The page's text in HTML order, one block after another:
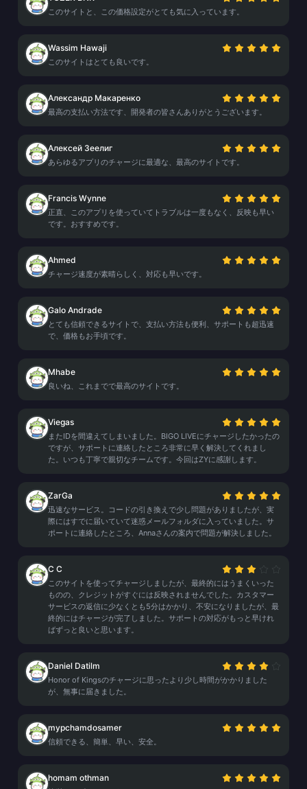
このサイトと、この価格設定がとても気に入っています。
Wassim Hawaji
このサイトはとても良いです。
Александр Макаренко
最高の支払い方法です、開発者の皆さんありがとうございます。
Алексей Зеелиг
あらゆるアプリのチャージに最適な、最高のサイトです。
Francis Wynne
正直、このアプリを使っていてトラブルは一度もなく、反映も早い
です。おすすめです。
Ahmed
チャージ速度が素晴らしく、対応も早いです。
Galo Andrade
とても信頼できるサイトで、支払い方法も便利、サポートも超迅速
で、価格もお手頃です。
Mhabe
良いね、これまでで最高のサイトです。
Viegas
またIDを間違えてしまいました。BIGO LIVEにチャージしたかったの
ですが、サポートに連絡したところ非常に早く解決してくれまし
た。いつも丁寧で親切なチームです。今回はZYに感謝します。
ZarGa
迅速なサービス。コードの引き換えで少し問題がありましたが、実
際にはすでに届いていて迷惑メールフォルダに入っていました。サ
ポートに連絡したところ、Annaさんの案内で問題が解決しました。
C C
このサイトを使ってチャージしましたが、最終的にはうまくいった
ものの、クレジットがすぐには反映されませんでした。カスタマー
サービスの返信に少なくとも5分はかかり、不安になりましたが、最
終的にはチャージが完了しました。サポートの対応がもっと早けれ
ばずっと良いと思います。
Daniel Datilm
Honor of Kingsのチャージに思ったより少し時間がかかりました
が、無事に届きました。
mypchamdosamer
信頼できる、簡単、早い、安全。
homam othman